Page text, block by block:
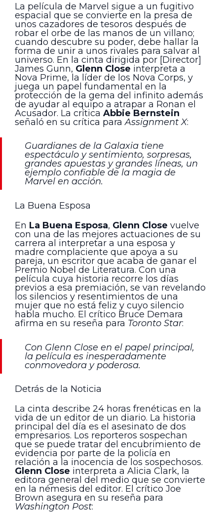
La película de Marvel sigue a un fugitivo
espacial que se convierte en la presa de
unos cazadores de tesoros después de
robar el orbe de las manos de un villano;
cuando descubre su poder, debe hallar la
forma de unir a unos rivales para salvar al
universo. En la cinta dirigida por [Director]
James Gunn, Glenn Close interpreta a
Nova Prime, la líder de los Nova Corps, y
juega un papel fundamental en la
protección de la gema del infinito además
de ayudar al equipo a atrapar a Ronan el
Acusador. La crítica Abbie Bernstein
señaló en su crítica paraAssignment X:
Guardianes de la Galaxia tiene
espectáculo y sentimiento, sorpresas,
grandes apuestas y grandes líneas, un
ejemplo confiable de la magia de
Marvel en acción.
La Buena Esposa
En La Buena Esposa, Glenn Close vuelve
con una de las mejores actuaciones de su
carrera al interpretar a una esposa y
madre complaciente que apoya a su
pareja, un escritor que acaba de ganar el
Premio Nobel de Literatura. Con una
película cuya historia recorre los días
previos a esa premiación, se van revelando
los silencios y resentimientos de una
mujer que no está feliz y cuyo silencio
habla mucho. El crítico Bruce Demara
afirma en su reseña para Toronto Star:
Con Glenn Close en el papel principal,
la película es inesperadamente
conmovedora y poderosa.
Detrás de la Noticia
La cinta describe 24 horas frenéticas en la
vida de un editor de un diario. La historia
principal del día es el asesinato de dos
empresarios. Los reporteros sospechan
que se puede tratar del encubrimiento de
evidencia por parte de la policía en
relación a la inocencia de los sospechosos.
Glenn Close interpreta a Alicia Clark, la
editora general del medio que se convierte
en la némesis del editor. El crítico Joe
Brown asegura en su reseña para
Washington Post: